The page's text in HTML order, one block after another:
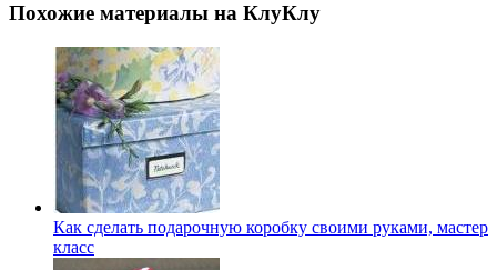
Похожие материалы на КлуКлу
Как сделать подарочную коробку своими руками, мастер
класс